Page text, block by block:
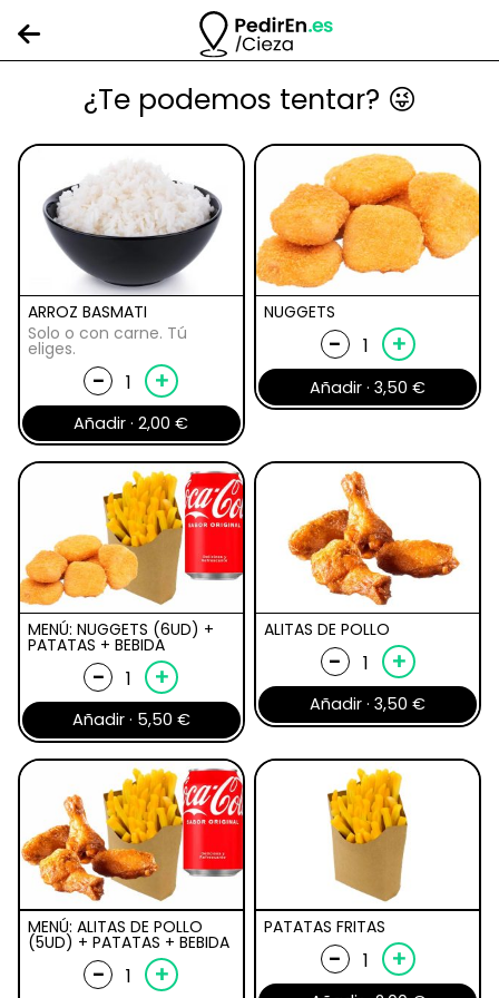
¿Te podemos tentar? 😜
ARROZ BASMATI
Solo o con carne. Tú
eliges.
-
Arroz
basmati
cantidad
+
Añadir ·2,00€
NUGGETS
-
Nuggets
cantidad
+
Añadir ·3,50€
MENÚ: NUGGETS (6UD) +
PATATAS + BEBIDA
-
Menú:
Nuggets
(6ud)
+
patatas
+
bebida
cantidad
+
Añadir · 5,50 €
ALITAS DE POLLO
-
Alitas
de
pollo
+
Añadir ·3,50€
MENÚ: ALITAS DE POLLO
(5UD) + PATATAS + BEBIDA
-
Menú:
+
PATATAS FRITAS
-
Patatas
fritas
+